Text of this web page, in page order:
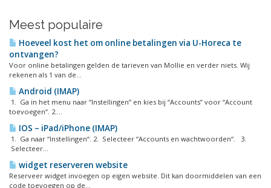
Meest populaire
Hoeveel kost het om online betalingen via U-Horeca te
ontvangen?
Voor online betalingen gelden de tarieven van Mollie en verder niets. Wij
rekenen als 1 van de...
Android (IMAP)
1. Ga in het menu naar “Instellingen” en kies bij “Accounts” voor “Account
toevoegen“. 2....
IOS – iPad/iPhone (IMAP)
1. Ga naar “Instellingen“. 2. Selecteer “Accounts en wachtwoorden“. 3.
Selecteer...
widget reserveren website
Reserveer widget invoegen op eigen website. Dit kan doormiddelen van een
code toevoegen op de...